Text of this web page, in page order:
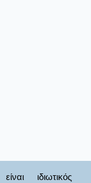
ιδιωτικός